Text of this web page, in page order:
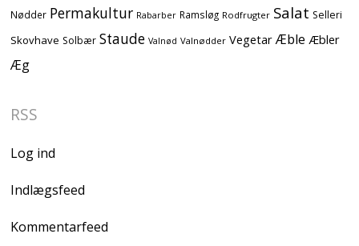
Nødder Permakultur Rabarber Ramsløg Rodfrugter Salat Selleri
Skovhave Solbær Staude Valnød Valnødder Vegetar Æble Æbler
Æg
RSS
Log ind
Indlægsfeed
Kommentarfeed